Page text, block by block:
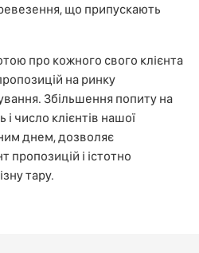
що припускають
про кожного свого клієнта
на ринку
Збільшення попиту на
і число клієнтів нашої
днем, дозволяє
і істотно
тару.